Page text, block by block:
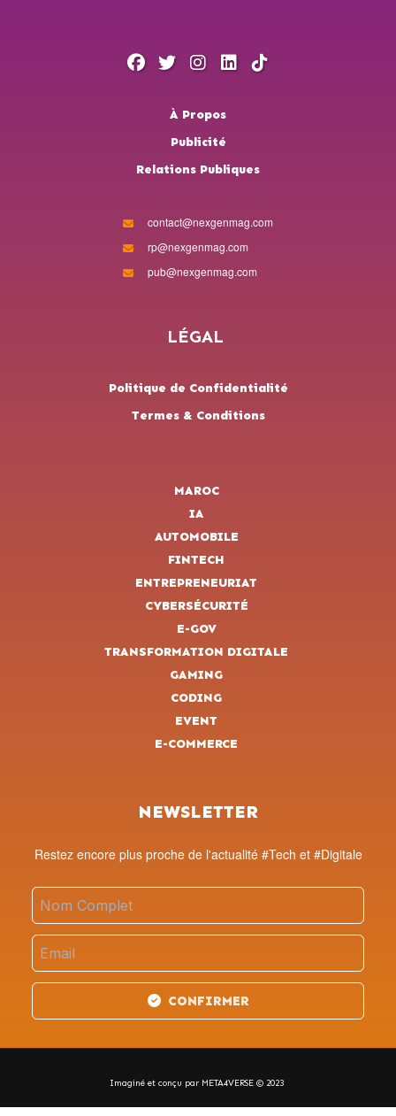
À Propos
Publicité
Relations Publiques
contact@nexgenmag.com
rp@nexgenmag.com
pub@nexgenmag.com
LÉGAL
Politique de Confidentialité
Termes & Conditions
MAROC
IA
AUTOMOBILE
FINTECH
ENTREPRENEURIAT
CYBERSÉCURITÉ
E-GOV
TRANSFORMATION DIGITALE
GAMING
CODING
EVENT
E-COMMERCE
NEWSLETTER
Restez encore plus proche de l'actualité #Tech et #Digitale
CONFIRMER
Imaginé et conçu par META4VERSE © 2023